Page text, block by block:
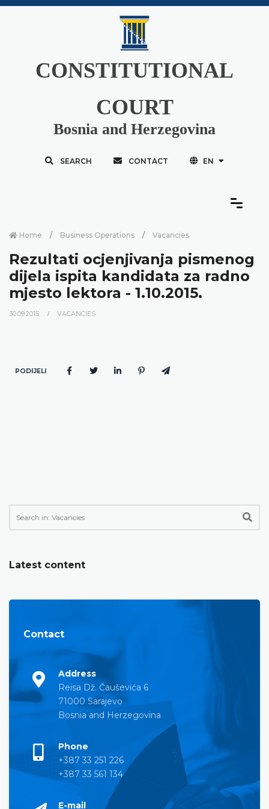
CONSTITUTIONAL
COURT
Bosnia and Herzegovina
SEARCH CONTACT EN
Home Business Operations Vacancies
Rezultati ocjenjivanja pismenog
dijela ispita kandidata za radno
mjesto lektora - 1.10.2015.
30.09.2015. VACANCIES
PODIJELI
Latest content
Contact
Address
Reisa Dž. Čauševića 6
71000 Sarajevo
Bosnia and Herzegovina
Phone
+387 33 251 226
+387 33 561 134
E-mail